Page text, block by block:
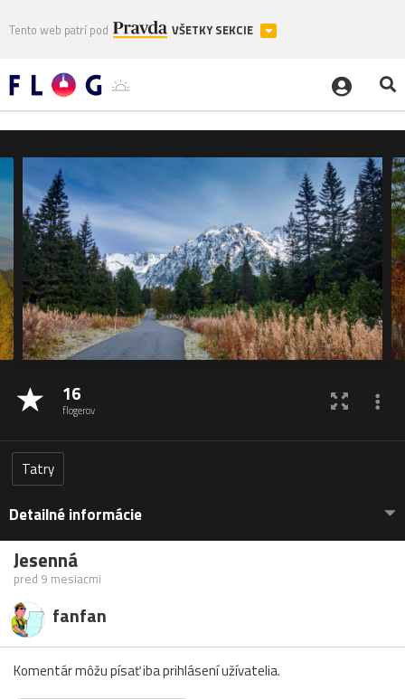
Tento web patrí pod VŠETKY SEKCIE
16
flogerov
Tatry
Detailné informácie
Jesenná
pred 9 mesiacmi
fanfan
Komentár môžu písať iba prihlásení užívatelia.